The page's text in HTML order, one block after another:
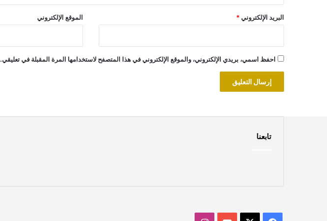
البريد الإلكتروني* الموقع الإلكتروني
احفظ اسمي، بريدي الإلكتروني، والموقع الإلكتروني في هذا المتصفح لاستخدامها المرة المقبلة في تعليقي.
تابعنا